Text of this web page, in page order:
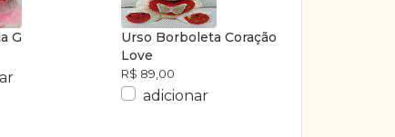
G
Urso Borboleta Coração
Love
R$ 89,00
adicionar